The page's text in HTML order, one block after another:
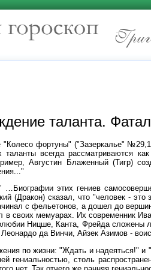
таланта.
фортуны" ("Зазеркалье"
всегда рассматриваются
Августин Блаженный (Тигр)
этих гениев
(Дракон) сказал, что "человек -
с фельетонов, а дошел до
в своих мемуарах. Их современник
Ницше, Канта, Фрейда сложены
да Винчи, Айзек Азимов -
по жизни: "Ждать и надеяться!"
гениальностью, столь